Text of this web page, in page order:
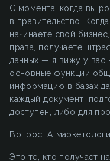
С момента, когда вы
в правительство.
начинаете свой
права, получаете
данных — я вижу у вас
основные функции
информацию в базах
каждый документ,
доступен, либо для
Вопрос: А
Это те, кто получает